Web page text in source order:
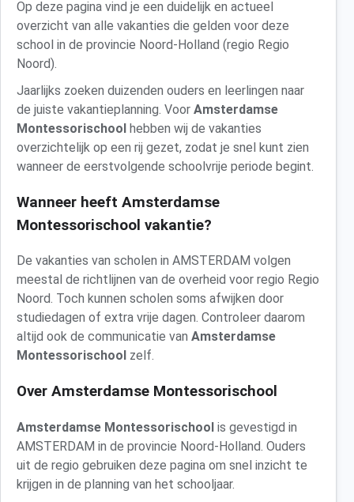
Op deze pagina vind je een duidelijk en actueel
overzicht van alle vakanties die gelden voor deze
school in de provincie Noord-Holland (regio Regio
Noord).
Jaarlijks zoeken duizenden ouders en leerlingen naar
de juiste vakantieplanning. Voor Amsterdamse
Montessorischool hebben wij de vakanties
overzichtelijk op een rij gezet, zodat je snel kunt zien
wanneer de eerstvolgende schoolvrije periode begint.
Wanneer heeft Amsterdamse
Montessorischool vakantie?
De vakanties van scholen in AMSTERDAM volgen
meestal de richtlijnen van de overheid voor regio Regio
Noord. Toch kunnen scholen soms afwijken door
studiedagen of extra vrije dagen. Controleer daarom
altijd ook de communicatie van Amsterdamse
Montessorischool zelf.
Over Amsterdamse Montessorischool
Amsterdamse Montessorischool is gevestigd in
AMSTERDAM in de provincie Noord-Holland. Ouders
uit de regio gebruiken deze pagina om snel inzicht te
krijgen in de planning van het schooljaar.